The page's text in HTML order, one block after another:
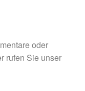
oder
rufen Sie unser